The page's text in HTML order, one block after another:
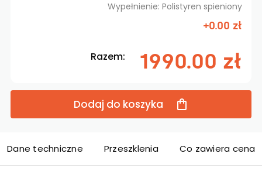
Wypełnienie: Polistyren spieniony
+0.00 zł
Razem: 1990.00 zł
Dodaj do koszyka
Dane techniczne Przeszklenia Co zawiera cena